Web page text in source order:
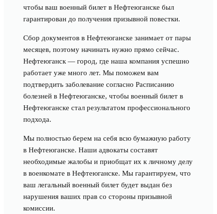
чтобы ваш военный билет в Нефтеюганске был
гарантирован до получения призывной повестки.
Сбор документов в Нефтеюганске занимает от пары
месяцев, поэтому начинать нужно прямо сейчас.
Нефтеюганск — город, где наша компания успешно
работает уже много лет. Мы поможем вам
подтвердить заболевание согласно Расписанию
болезней в Нефтеюганске, чтобы военный билет в
Нефтеюганске стал результатом профессионального
подхода.
Мы полностью берем на себя всю бумажную работу
в Нефтеюганске. Наши адвокаты составят
необходимые жалобы и приобщат их к личному делу
в военкомате в Нефтеюганске. Мы гарантируем, что
ваш легальный военный билет будет выдан без
нарушения ваших прав со стороны призывной
комиссии.